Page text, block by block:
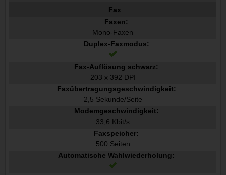
Fax
Faxen:
Mono-Faxen
Duplex-Faxmodus:
Fax-Auflösung schwarz:
203 x 392 DPI
Faxübertragungsgeschwindigkeit:
2,5 Sekunde/Seite
Modemgeschwindigkeit:
33,6 Kbit/s
Faxspeicher:
500 Seiten
Automatische Wahlwiederholung: